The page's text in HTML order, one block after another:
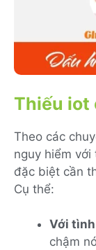
Thiếu iot
Theo các
nguy hiểm
đặc biệt cần
Cụ thể:
Với
chậm